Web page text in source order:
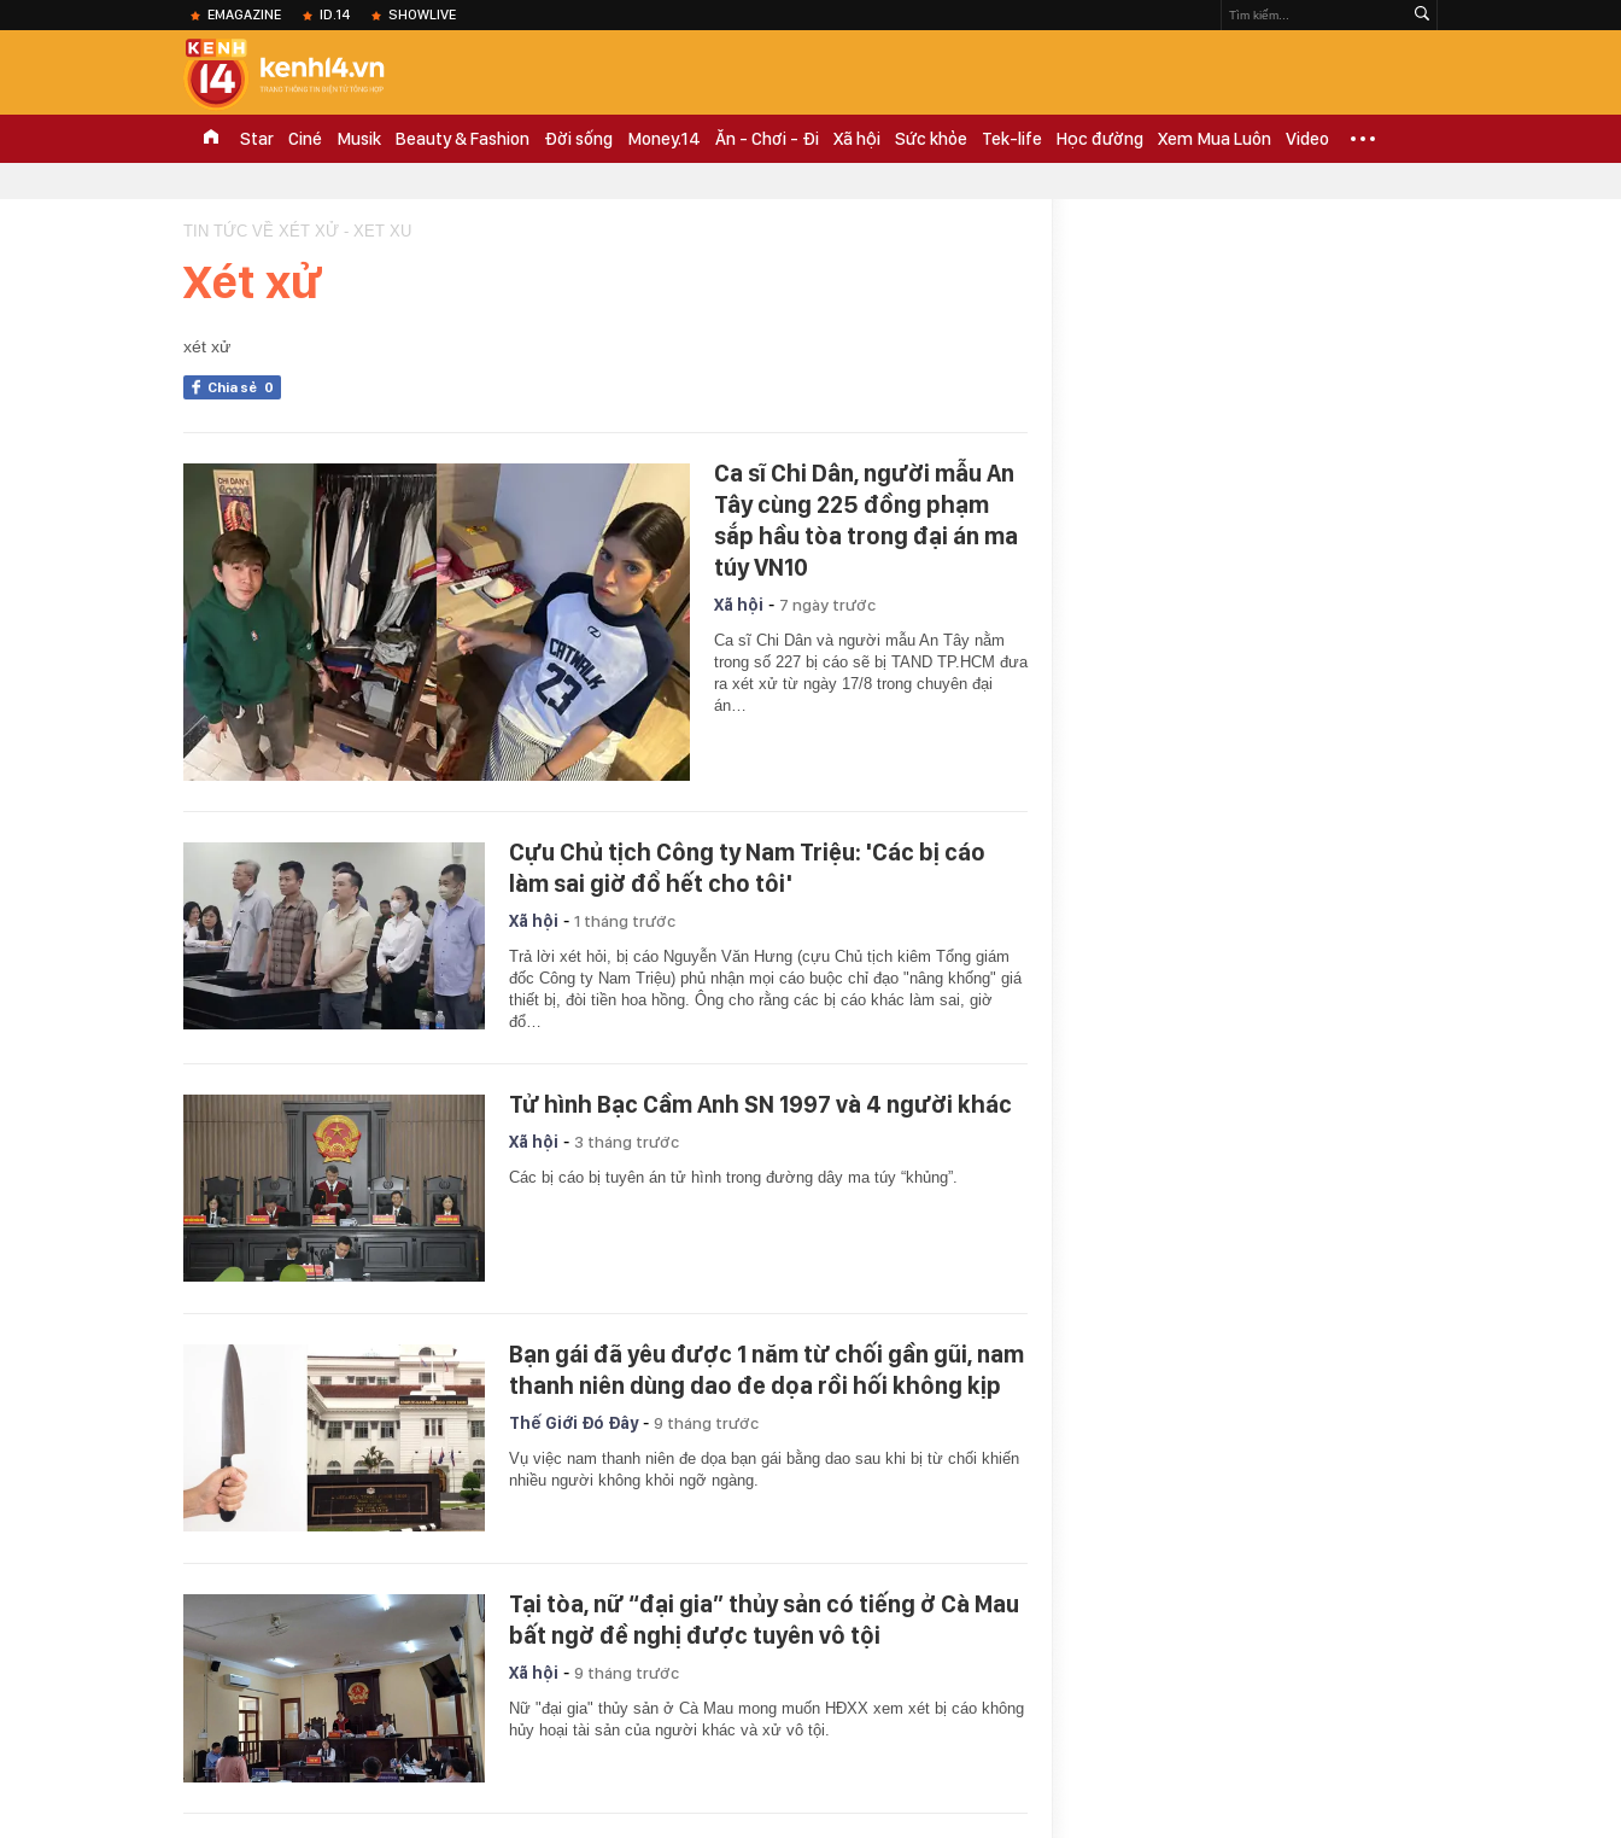
EMAGAZINE ID.14 SHOWLIVE
Star Ciné Musik Beauty & Fashion Đời sống Money.14 Ăn - Chơi - Đi Xã hội Sức khỏe Tek-life Học đường Xem Mua Luôn Video
TIN TỨC VỀ XÉT XỬ - XET XU
Xét xử
xét xử
Chia sẻ 0
Ca sĩ Chi Dân, người mẫu An
Tây cùng 225 đồng phạm
sắp hầu tòa trong đại án ma
túy VN10
Xã hội - 7 ngày trước
Ca sĩ Chi Dân và người mẫu An Tây nằm
trong số 227 bị cáo sẽ bị TAND TP.HCM đưa
ra xét xử từ ngày 17/8 trong chuyên đại
án…
Cựu Chủ tịch Công ty Nam Triệu: 'Các bị cáo
làm sai giờ đổ hết cho tôi'
Xã hội - 1 tháng trước
Trả lời xét hỏi, bị cáo Nguyễn Văn Hưng (cựu Chủ tịch kiêm Tổng giám
đốc Công ty Nam Triệu) phủ nhận mọi cáo buộc chỉ đạo "nâng khống" giá
thiết bị, đòi tiền hoa hồng. Ông cho rằng các bị cáo khác làm sai, giờ
đổ…
Tử hình Bạc Cầm Anh SN 1997 và 4 người khác
Xã hội - 3 tháng trước
Các bị cáo bị tuyên án tử hình trong đường dây ma túy “khủng”.
Bạn gái đã yêu được 1 năm từ chối gần gũi, nam
thanh niên dùng dao đe dọa rồi hối không kịp
Thế Giới Đó Đây- 9 tháng trước
Vụ việc nam thanh niên đe dọa bạn gái bằng dao sau khi bị từ chối khiến
nhiều người không khỏi ngỡ ngàng.
Tại tòa, nữ “đại gia” thủy sản có tiếng ở Cà Mau
bất ngờ đề nghị được tuyên vô tội
Xã hội - 9 tháng trước
Nữ "đại gia" thủy sản ở Cà Mau mong muốn HĐXX xem xét bị cáo không
hủy hoại tài sản của người khác và xử vô tội.